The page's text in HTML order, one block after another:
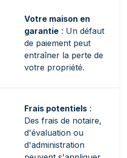
Votre maison en
garantie : Un défaut
de paiement peut
entraîner la perte de
votre propriété.
Frais potentiels :
Des frais de notaire,
d'évaluation ou
d'administration